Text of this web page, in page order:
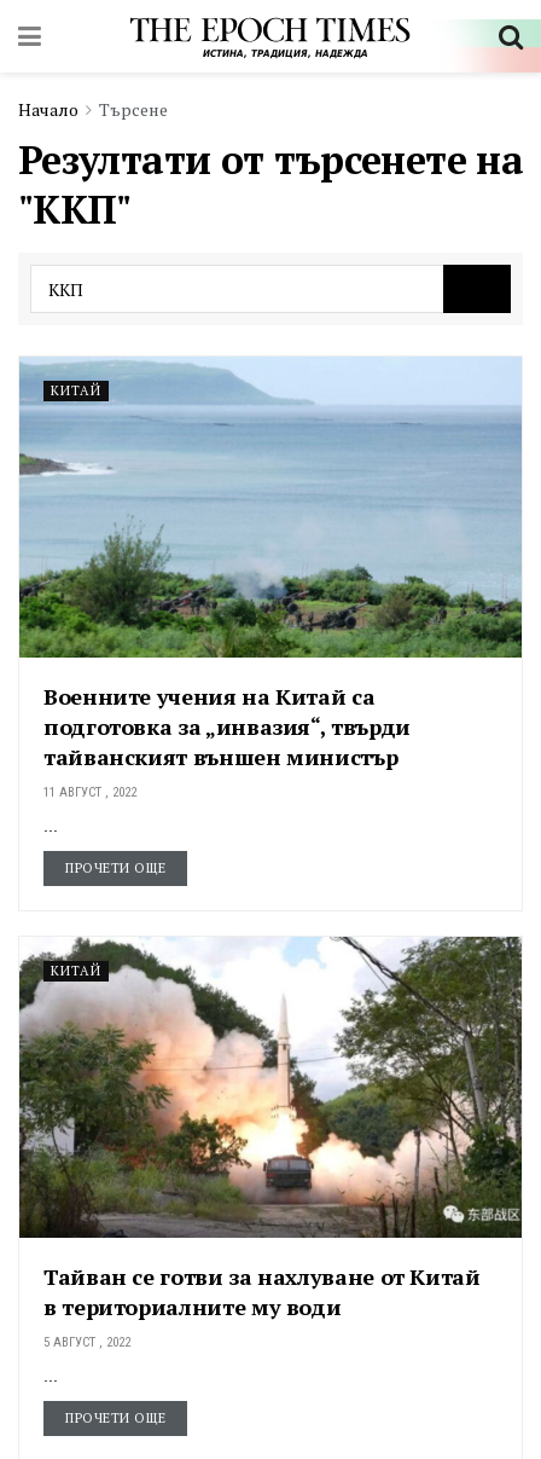
Начало Търсене
Резултати от търсенете на
"ККП"
КИТАЙ
Военните учения на Китай са
подготовка за „инвазия“, твърди
тайванският външен министър
11 АВГУСТ , 2022
ПРОЧЕТИ ОЩЕ
КИТАЙ
Тайван се готви за нахлуване от Китай
в териториалните му води
5 АВГУСТ , 2022
ПРОЧЕТИ ОЩЕ